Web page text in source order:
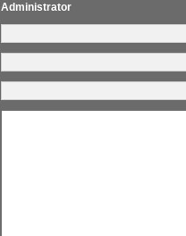
Administrator